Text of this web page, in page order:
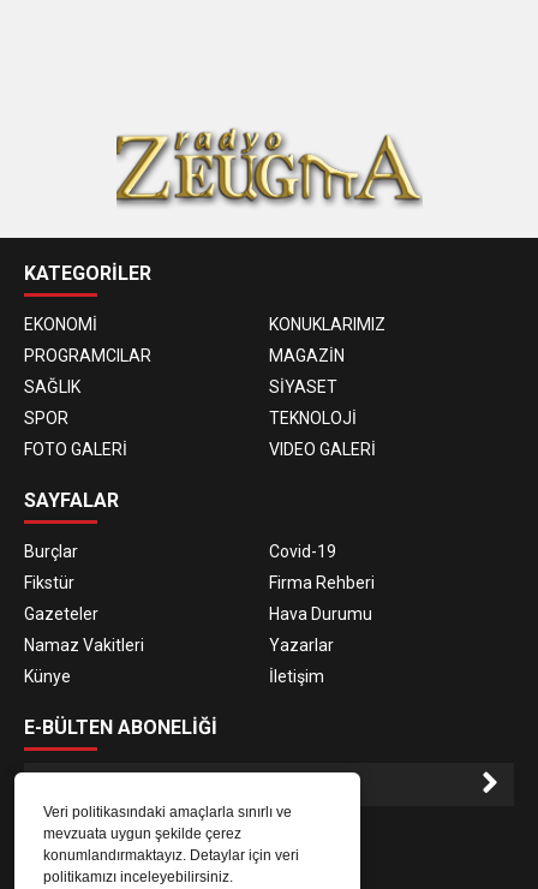
Veri politikasındaki amaçlarla sınırlı ve
mevzuata uygun şekilde çerez
konumlandırmaktayız. Detaylar için veri
politikamızı inceleyebilirsiniz.
KATEGORİLER
EKONOMİ
KONUKLARIMIZ
PROGRAMCILAR
MAGAZİN
SAĞLIK
SİYASET
SPOR
TEKNOLOJİ
FOTO GALERİ
VIDEO GALERİ
SAYFALAR
Burçlar
Covid-19
Fikstür
Firma Rehberi
Gazeteler
Hava Durumu
Namaz Vakitleri
Yazarlar
Künye
İletişim
E-BÜLTEN ABONELİĞİ
E-Bülten aboneliği ile haberlere daha hızlı erişin.